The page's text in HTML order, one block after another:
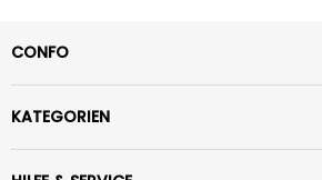
CONFO
KATEGORIEN